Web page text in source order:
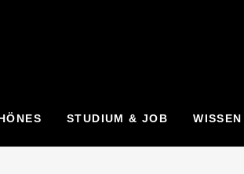
STUDIUM & JOB